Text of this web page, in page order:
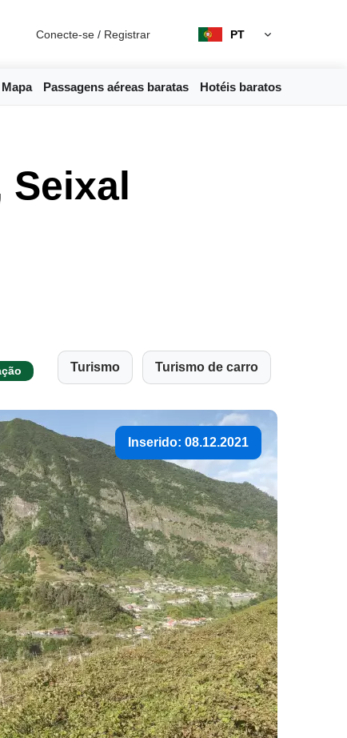
Conecte-se / Registrar PT
Mapa Passagens aéreas baratas Hotéis baratos
Seixal
Turismo Turismo de carro
Inserido: 08.12.2021